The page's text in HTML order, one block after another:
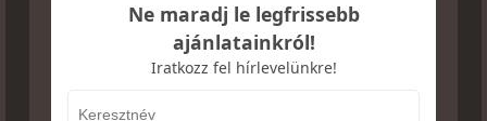
Ne maradj le legfrissebb
ajánlatainkról!
Iratkozz fel hírlevelünkre!